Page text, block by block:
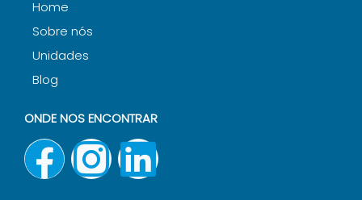
Home
Sobre nós
Unidades
Blog
ONDE NOS ENCONTRAR